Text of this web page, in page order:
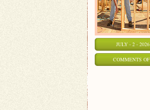
JULY - 2 - 2026
COMMENTS